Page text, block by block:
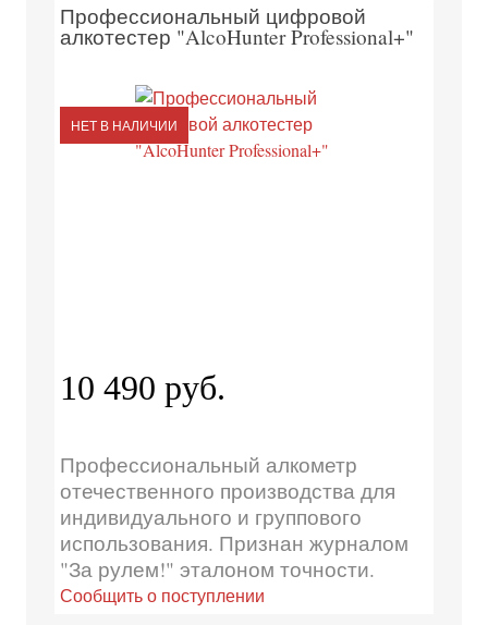
Профессиональный цифровой
алкотестер "AlcoHunter Professional+"
НЕТ В НАЛИЧИИ
10 490 руб.
Профессиональный алкометр
отечественного производства для
индивидуального и группового
использования. Признан журналом
"За рулем!" эталоном точности.
Сообщить о поступлении